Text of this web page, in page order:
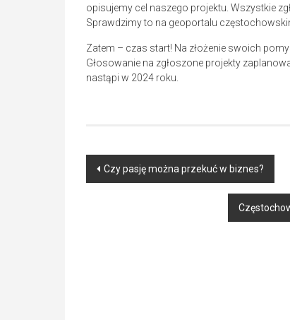
opisujemy cel naszego projektu. Wszystkie
Sprawdzimy to na geoportalu
Zatem – czas start! Na złożenie swoich
Głosowanie na zgłoszone projekty
nastąpi w 2024 roku.
Post
Czy pasję można przekuć w biznes?